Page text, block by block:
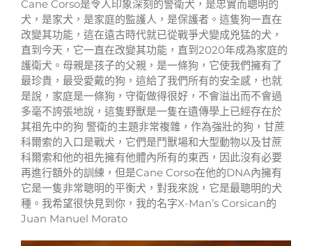
Cane Corso是令人印象深刻的警衛犬，是忠實而聰明的
犬，是家犬，是家庭的監護人，是保護者。這隻狗一直在
改變其功能，這在遠古時代就已從戰爭犬變成兇猛的犬，
直到今天，它一直在改變其功能，直到2020年成為家庭的
護衛犬。母親是孩子的父親，是一條狗，它使我們擁有了
最珍貴，最受愛戴的狗，這給了我們所有的安全感，也就
是說，家庭是一條狗，守衛做得很好，不會溢出而不會過
多毫不誇張地說，這隻野獸是一隻在遺傳學上已經存在於
其祖先中的狗 警衛的主題非常複雜，作為強壯的狗，甘蔗
科爾索的入口是戰犬，它們是鬥獸場和大型動物以及甘蔗
科爾索和他的祖先擁有他體內所有的東西，因此沒有必要
再進行額外的訓練，但是Cane Corso在他的DNA內擁有
它是一隻非常聰明的平衡犬，對我來說，它是最聰明的犬
種。我希望很快見到你，我的名字X-Man’s Corsican的
Juan Manuel Morato